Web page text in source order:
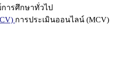
ารศึกษาทั่วไป
การประเมินออนไลน์ (MCV)